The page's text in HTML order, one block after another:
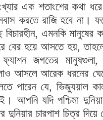
এক শতাংশের কথা
করতে রাজি হবে না।
বিচারহীন, এমনকি মানুষের
বের হয়ে আসতে হয়,
জগতের মানুষগুলা
আসলে আরেক ধরনের
পারেন যে,ভিজ্যুয়াল
আপনি যদি পশ্চিমা
চারপাশ চিত্র দিয়ে